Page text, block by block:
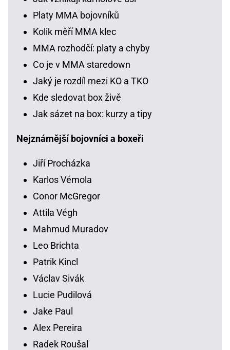
Platy MMA bojovníků
Kolik měří MMA klec
MMA rozhodčí: platy a chyby
Co je v MMA staredown
Jaký je rozdíl mezi KO a TKO
Kde sledovat box živě
Jak sázet na box: kurzy a tipy
Nejznámější bojovníci a boxeři
Jiří Procházka
Karlos Vémola
Conor McGregor
Attila Végh
Mahmud Muradov
Leo Brichta
Patrik Kincl
Václav Sivák
Lucie Pudilová
Jake Paul
Alex Pereira
Radek Roušal